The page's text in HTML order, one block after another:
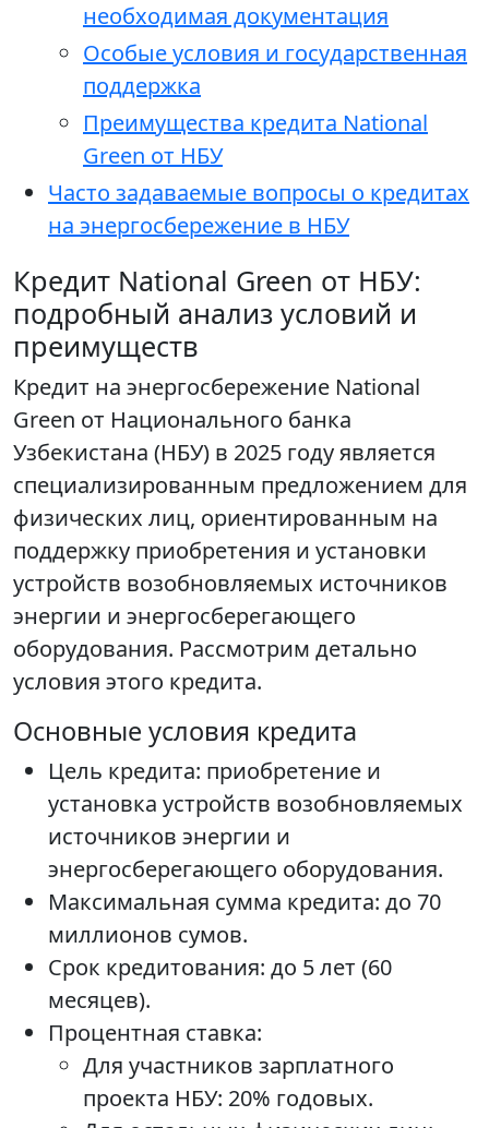
необходимая документация
Особые условия и государственная
поддержка
Преимущества кредита National
Green от НБУ
Часто задаваемые вопросы о кредитах
на энергосбережение в НБУ
Кредит National Green от НБУ:
подробный анализ условий и
преимуществ
Кредит на энергосбережение National
Green от Национального банка
Узбекистана (НБУ) в 2025 году является
специализированным предложением для
физических лиц, ориентированным на
поддержку приобретения и установки
устройств возобновляемых источников
энергии и энергосберегающего
оборудования. Рассмотрим детально
условия этого кредита.
Основные условия кредита
Цель кредита: приобретение и
установка устройств возобновляемых
источников энергии и
энергосберегающего оборудования.
Максимальная сумма кредита: до 70
миллионов сумов.
Срок кредитования: до 5 лет (60
месяцев).
Процентная ставка:
Для участников зарплатного
проекта НБУ: 20% годовых.